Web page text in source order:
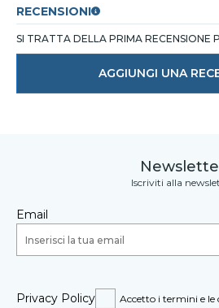
RECENSIONI
SI TRATTA DELLA PRIMA RECENSIONE
AGGIUNGI UNA
Iscriviti alla
Email
Privacy Policy Accetto i termini e le